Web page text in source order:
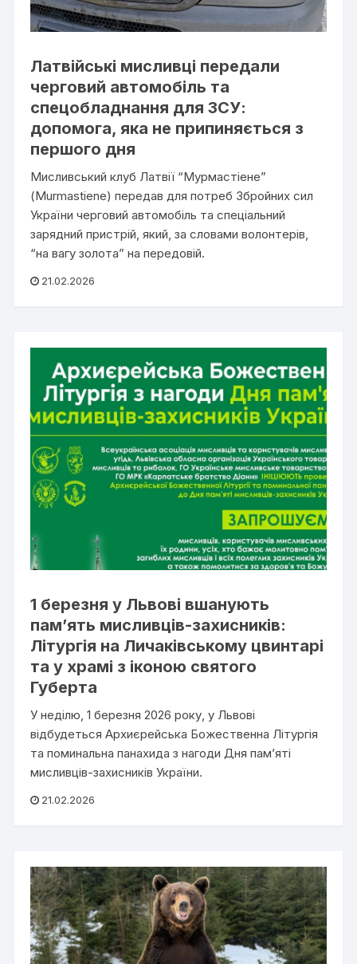
Латвійські мисливці передали
черговий автомобіль та
спецобладнання для ЗСУ:
допомога, яка не припиняється з
першого дня
Мисливський клуб Латвії “Мурмастіене”
(Murmastiene) передав для потреб Збройних сил
України черговий автомобіль та спеціальний
зарядний пристрій, який, за словами волонтерів,
“на вагу золота” на передовій.
21.02.2026
1 березня у Львові вшанують
пам’ять мисливців-захисників:
Літургія на Личаківському цвинтарі
та у храмі з іконою святого
Губерта
У неділю, 1 березня 2026 року, у Львові
відбудеться Архиєрейська Божественна Літургія
та поминальна панахида з нагоди Дня пам’яті
мисливців-захисників України.
21.02.2026